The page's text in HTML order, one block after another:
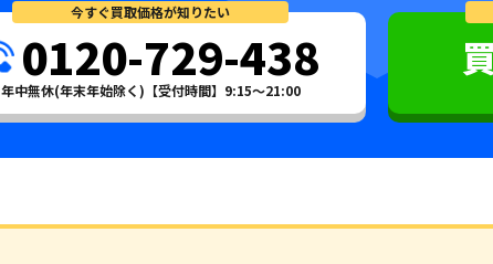
今すぐ買取価格が知りたい
0120-729-438
年中無休(年末年始除く)【受付時間】9:15～21:00